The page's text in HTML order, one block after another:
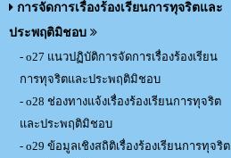
การจัดการเรื่องร้องเรียนการทุจริตและ
ประพฤติมิชอบ
- o27 แนวปฏิบัติการจัดการเรื่องร้องเรียน
การทุจริตและประพฤติมิชอบ
- o28 ช่องทางแจ้งเรื่องร้องเรียนการทุจริต
และประพฤติมิชอบ
- o29 ข้อมูลเชิงสถิติเรื่องร้องเรียนการทุจริต